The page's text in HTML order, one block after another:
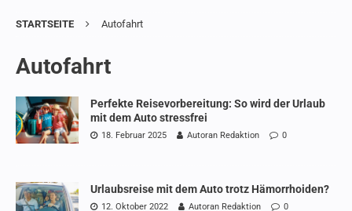
STARTSEITE Autofahrt
Autofahrt
Perfekte Reisevorbereitung: So wird der Urlaub
mit dem Auto stressfrei
18. Februar 2025 Autoran Redaktion 0
Urlaubsreise mit dem Auto trotz Hämorrhoiden?
12. Oktober 2022 Autoran Redaktion 0